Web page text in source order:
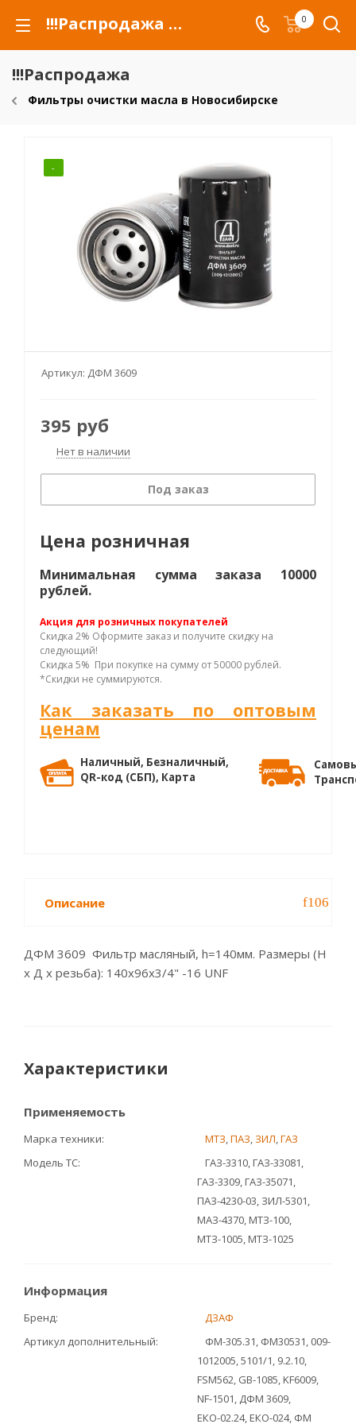
!!!Распродажа для автомобилей российских марок и сельхозтехники 0
!!!Распродажа
Фильтры очистки масла в Новосибирске
-
Артикул: ДФМ 3609
395 руб
Нет в наличии
Под заказ
Цена розничная
Минимальная сумма заказа 10000
рублей.
Акция для розничных покупателей
Скидка 2% Оформите заказ и получите скидку на
следующий!
Скидка 5% При покупке на сумму от 50000 рублей.
*Скидки не суммируются.
Как заказать по оптовым
ценам
Наличный, Безналичный,
QR-код (СБП), Карта
Описание
ДФМ 3609 Фильтр масляный, h=140мм. Размеры (Н
х Д х резьба): 140х96х3/4" -16 UNF
Характеристики
Применяемость
Марка техники МТЗ,ПАЗ, ЗИЛ,ГАЗ
Модель ТС
ГАЗ-3310, ГАЗ-33081,
ГАЗ-3309, ГАЗ-35071,
ПАЗ-4230-03, ЗИЛ-5301,
МАЗ-4370, МТЗ-100,
МТЗ-1005, МТЗ-1025
Информация
Бренд
ДЗАФ
Артикул дополнительный
ФМ-305.31, ФМ30531, 009-
1012005, 5101/1, 9.2.10,
FSM562, GB-1085, KF6009,
NF-1501, ДФМ 3609,
ЕКО-02.24, ЕКО-024, ФМ